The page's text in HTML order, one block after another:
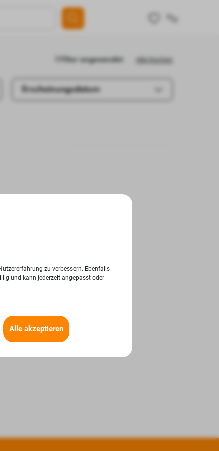
Alle löschen
1 Filter angewendet
Erscheinungsdatum
zu verbessern. Ebenfalls
und kann jederzeit angepasst oder
Alle akzeptieren